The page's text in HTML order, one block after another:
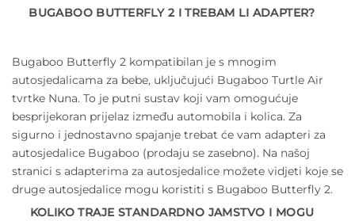
BUGABOO BUTTERFLY 2 I TREBAM LI ADAPTER?
Bugaboo Butterfly 2 kompatibilan je s mnogim
autosjedalicama za bebe, uključujući Bugaboo Turtle Air
tvrtke Nuna. To je putni sustav koji vam omogućuje
besprijekoran prijelaz između automobila i kolica. Za
sigurno i jednostavno spajanje trebat će vam adapteri za
autosjedalice Bugaboo (prodaju se zasebno). Na našoj
stranici s adapterima za autosjedalice možete vidjeti koje se
druge autosjedalice mogu koristiti s Bugaboo Butterfly 2.
KOLIKO TRAJE STANDARDNO JAMSTVO I MOGU